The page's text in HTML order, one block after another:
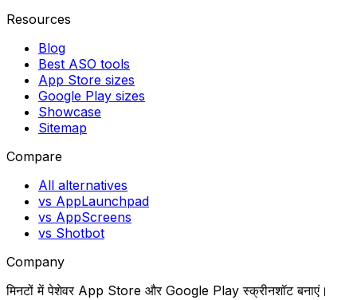
Resources
Blog
Best ASO tools
App Store sizes
Google Play sizes
Showcase
Sitemap
Compare
All alternatives
vs AppLaunchpad
vs AppScreens
vs Shotbot
Company
मिनटों में पेशेवर App Store और Google Play स्क्रीनशॉट बनाएं।